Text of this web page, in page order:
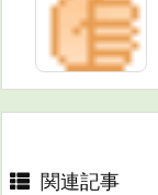
関連記事